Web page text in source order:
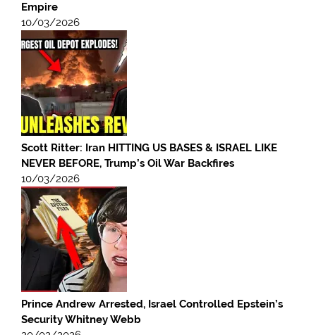
Empire
10/03/2026
Scott Ritter: Iran HITTING US BASES & ISRAEL LIKE
NEVER BEFORE, Trump’s Oil War Backfires
10/03/2026
Prince Andrew Arrested, Israel Controlled Epstein’s
Security Whitney Webb